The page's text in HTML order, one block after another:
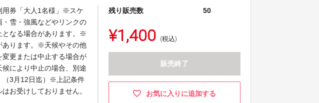
用券「大人1名様」※スケ
雪・強風などやリンクの
となる場合があります。※
あります。※天候やその他
更または中止する場合が
により中止の場合、別途
（3月12日迄）※上記条件
お受けしておりません。
残り販売数 50
¥1,400 (税込)
販売終了
お気に入りに追加する